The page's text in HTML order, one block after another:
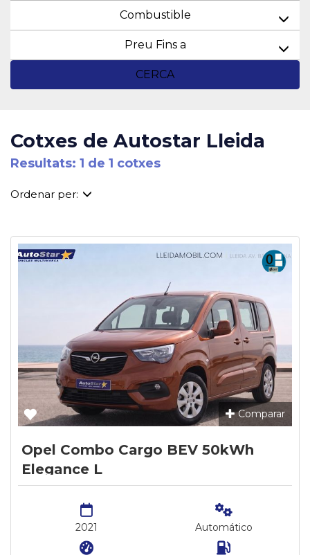
Combustible
Preu Fins a
CERCA
Cotxes de Autostar Lleida
Resultats: 1 de 1 cotxes
Ordenar per:
Comparar
Opel Combo Cargo BEV 50kWh
Elegance L
2021 Automático